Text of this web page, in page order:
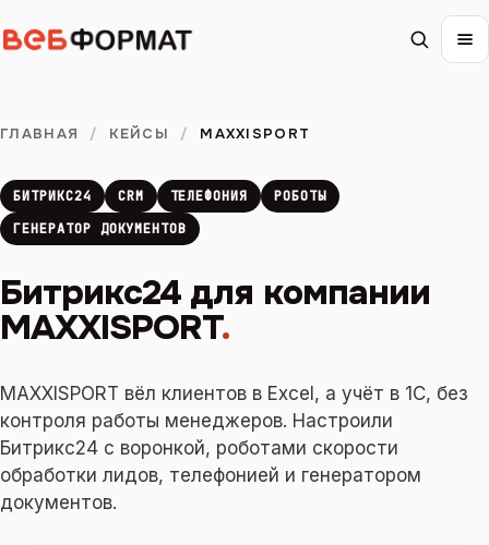
ГЛАВНАЯ / КЕЙСЫ / MAXXISPORT
БИТРИКС24 CRM ТЕЛЕФОНИЯ
РОБОТЫ
ГЕНЕРАТОР ДОКУМЕНТОВ
Битрикс24 для компании
MAXXISPORT.
MAXXISPORT вёл клиентов в Excel, а учёт в 1С, без
контроля работы менеджеров. Настроили
Битрикс24 с воронкой, роботами скорости
обработки лидов, телефонией и генератором
документов.